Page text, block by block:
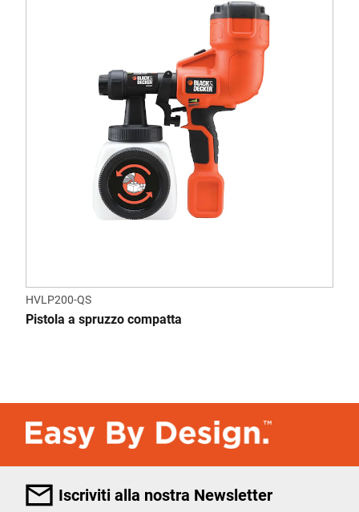
HVLP200-QS
Pistola a spruzzo compatta
Iscriviti alla nostra Newsletter